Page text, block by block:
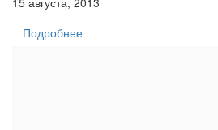
Подробнее